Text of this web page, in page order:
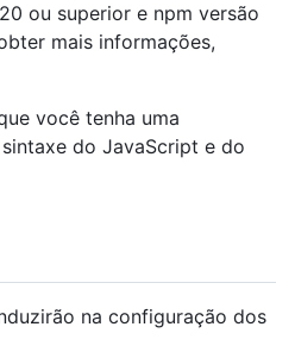
ou superior e npm versão
mais informações,
você tenha uma
do JavaScript e do
na configuração dos